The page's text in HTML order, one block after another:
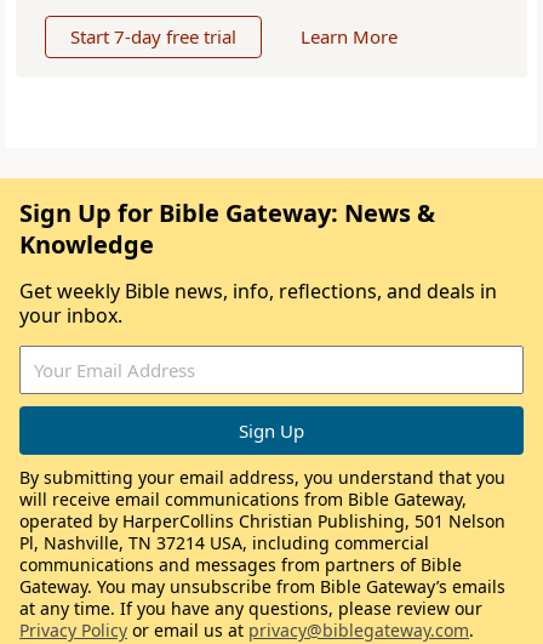
Start 7-day free trial Learn More
Sign Up for Bible Gateway: News &
Knowledge
Get weekly Bible news, info, reflections, and deals in
your inbox.
By submitting your email address, you understand that you
will receive email communications from Bible Gateway,
operated by HarperCollins Christian Publishing, 501 Nelson
Pl, Nashville, TN 37214 USA, including commercial
communications and messages from partners of Bible
Gateway. You may unsubscribe from Bible Gateway’s emails
at any time. If you have any questions, please review our
Privacy Policy or email us at privacy@biblegateway.com.